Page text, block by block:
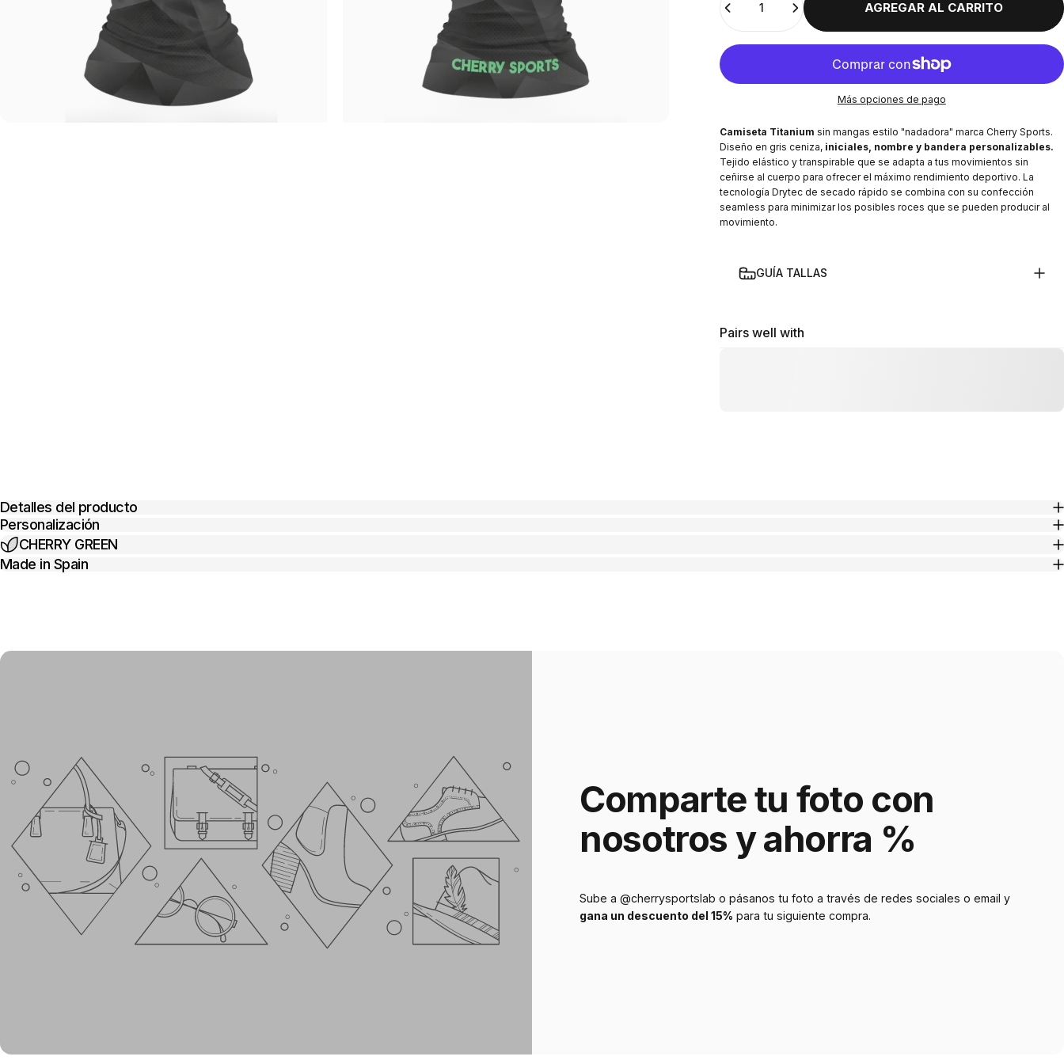
AGREGAR AL CARRITO
Más opciones de pago
Camiseta Titanium sin mangas estilo "nadadora" marca Cherry Sports.
Diseño en gris ceniza, iniciales, nombre y bandera personalizables.
Tejido elástico y transpirable que se adapta a tus movimientos sin
ceñirse al cuerpo para ofrecer el máximo rendimiento deportivo. La
tecnología Drytecde secado rápido se combina con su confección
seamless para minimizar los posibles roces que se pueden producir al
movimiento.
GUÍA TALLAS
Pairs well with
Detalles del producto
Personalización
CHERRY GREEN
Made in Spain
Compartetu foto con
nosotros yahorra %
Sube a @cherrysportslab o pásanos tu foto a través de redes sociales o email y
gana un descuento del 15% para tu siguiente compra.